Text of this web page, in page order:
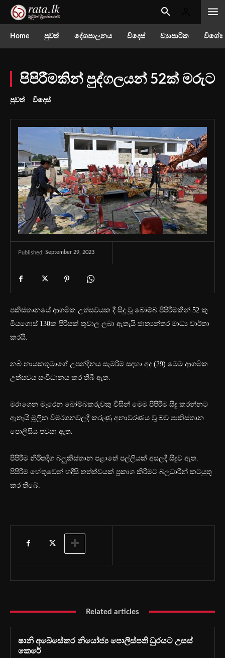
Home පුවත් දේශපාලනය විදෙස් ව්‍යාපාරික
පිපිරීමකින් පුද්ගලයන් 52ක් මරුට
පුවත් විදෙස්
Published: September 29, 2023
පකිස්තානයේ ආගමික උත්සවයක දී සිදු වූ බෝම්බ පිපිරීමකින් 52 කු
මියගොස් 130ක පිරිසක් තුවාල ලබා ඇතැයි ජාත්‍යන්තර මාධ්‍ය වාර්තා
කරයි.
නබි නායකතුමාගේ උපන්දිනය සැමරීම සඳහා අද (29) මෙම ආගමික
උත්සවය සංවිධානය කර තිබී ඇත.
මරාගෙන මැරෙන බෝම්බකරුවකු විසින් මෙම පිපිරිම සිදු කරන්නට
ඇතැයි මූලික විමර්ශනවලදී කරුණු අනාවරණය වූ බව පාකිස්තාන
පොලිසිය පවසා ඇත.
පිපිරීම නිරිතදිග බලුකිස්තාන පළාතේ පල්ලියක් අසලදී සිදුව ඇත.
පිපිරීම හේතුවෙන් හදිසි තත්ත්වයක් ප්‍රකාශ කිරීමට බලධාරීන් කටයුතු
කර තිබේ.
Related articles
ෂානි අබේසේකර නියෝජ්‍ය පොලිස්පති ධුරයට උසස්
කෙරේ